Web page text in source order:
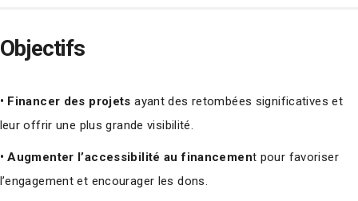
Objectifs
• Financer des projets ayant des retombées significatives et
leur offrir une plus grande visibilité.
• Augmenter l’accessibilité au financement pour favoriser
l’engagement et encourager les dons.